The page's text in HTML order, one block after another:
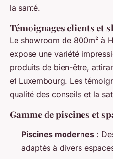
la santé.
Témoignages clients et
Le showroom de 800m² à
expose une variété
produits de bien-être,
et Luxembourg. Les
qualité des conseils et la
Gamme de piscines et
Piscines modernes :
adaptés à divers